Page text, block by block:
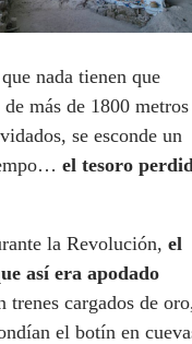
nada tienen que
más de 1800 metros
se esconde un
el tesoro
la Revolución, el
así era apodado
trenes cargados de
el botín en